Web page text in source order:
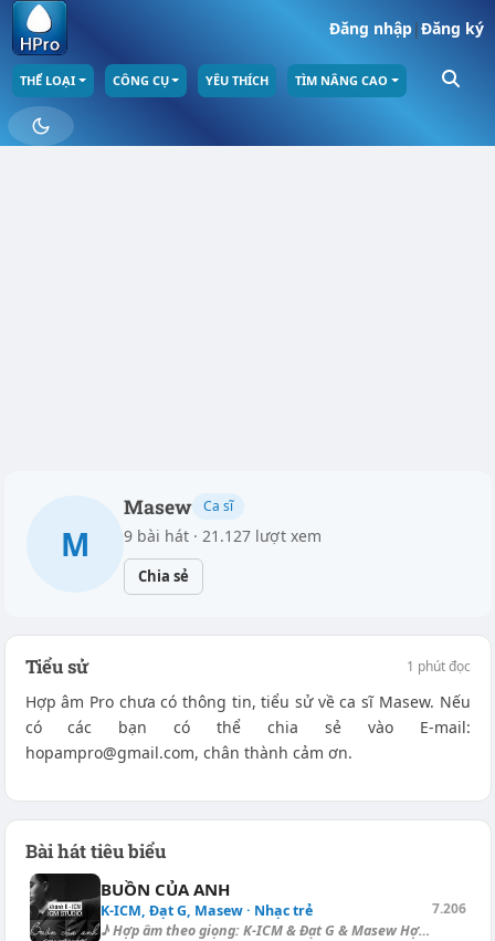
Đăng nhập|Đăng ký
THỂ LOẠI CÔNG CỤ YÊU THÍCH TÌM NÂNG CAO
M
Masew Ca sĩ
9 bài hát · 21.127 lượt xem
Chia sẻ
Tiểu sử 1 phút đọc
Hợp âm Pro chưa có thông tin, tiểu sử về ca sĩ Masew. Nếu
có các bạn có thể chia sẻ vào E-mail:
hopampro@gmail.com, chân thành cảm ơn.
Bài hát tiêu biểu
BUỒN CỦA ANH
K-ICM, Đạt G, Masew · Nhạc trẻ
♪ Hợp âm theo giọng: K-ICM & Đạt G & Masew Hợp âm dạo - Slow Bal...
7.206